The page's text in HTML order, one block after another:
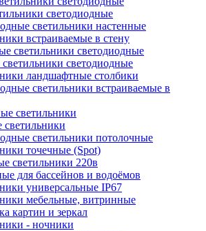
светодиодные
светильники настенные
встраиваемые в стену
светодиодные
ландшафтные столбики
светильники встраиваемые в
светильники потолочные
точечные (Spot)
светильники 220в
для бассейнов и водоёмов
универсальные IP67
мебельные, витринные
картин и зеркал
- ночники